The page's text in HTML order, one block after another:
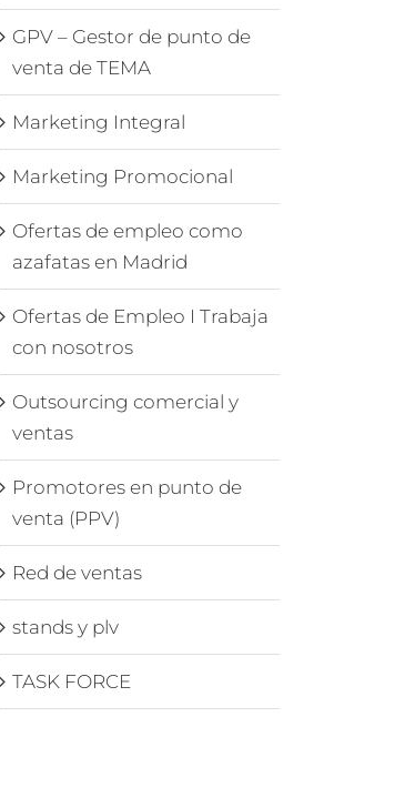
GPV – Gestor de punto de
venta de TEMA
Marketing Integral
Marketing Promocional
Ofertas de empleo como
azafatas en Madrid
Ofertas de Empleo I Trabaja
con nosotros
Outsourcing comercial y
ventas
Promotores en punto de
venta (PPV)
Red de ventas
stands y plv
TASK FORCE